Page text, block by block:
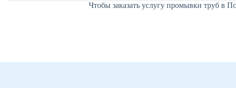
Чтобы заказать услугу промывки труб в